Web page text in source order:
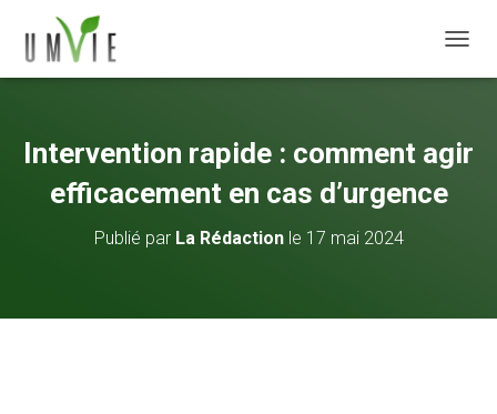
Intervention rapide : comment agir
efficacement en cas d’urgence
Publié par La Rédactionle 17 mai 2024